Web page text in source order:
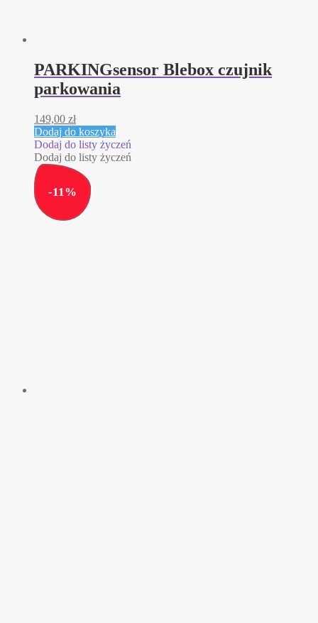
PARKINGsensor Blebox czujnik
parkowania
149,00 zł
Dodaj do koszyka
Dodaj do listy życzeń
Dodaj do listy życzeń
-11%